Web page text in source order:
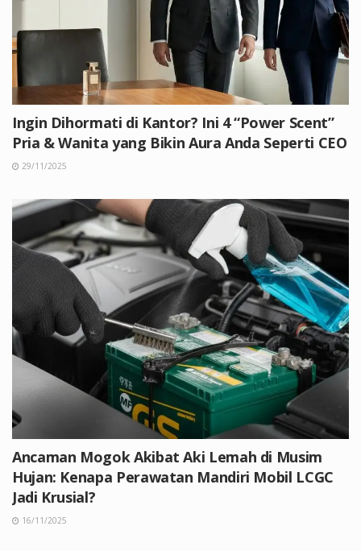
Ingin Dihormati di Kantor? Ini 4 “Power Scent”
Pria & Wanita yang Bikin Aura Anda Seperti CEO
29/11/2025
Ancaman Mogok Akibat Aki Lemah di Musim
Hujan: Kenapa Perawatan Mandiri Mobil LCGC
Jadi Krusial?
16/11/2025